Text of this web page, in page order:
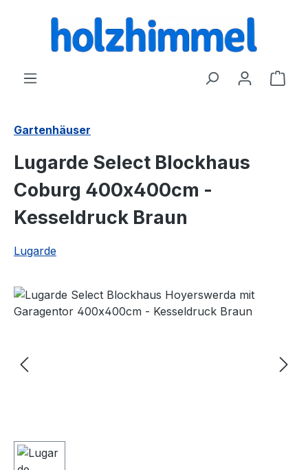
springen
Gartenhäuser
Lugarde Select Blockhaus
Coburg 400x400cm -
Kesseldruck Braun
Lugarde
Bildergalerie überspringen